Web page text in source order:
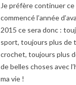
Je préfère continuer ce
commencé l’année
2015 ce sera donc :
sport, toujours plus de
crochet, toujours plus
de belles choses avec
ma vie !